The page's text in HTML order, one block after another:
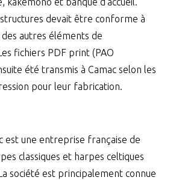
structures devait être conforme à
autres éléments de
fichiers PDF print (PAO
été transmis à Camac selon les
pour leur fabrication.
est une entreprise française de
classiques et harpes celtiques
société est principalement connue